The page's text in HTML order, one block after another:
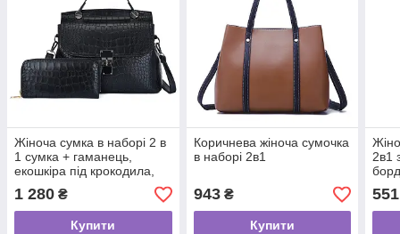
Жіноча сумка в наборі 2 в
1 сумка + гаманець,
екошкіра під крокодила,
чорний
1 280 ₴
Купити
Коричнева жіноча сумочка
в наборі 2в1
943₴
Купити
2в1
551